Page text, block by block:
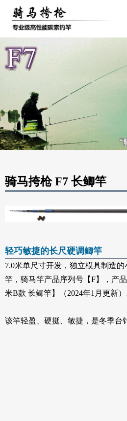
骑马挎枪 F7 长鲫竿
轻巧敏捷的长尺硬调鲫竿
7.0米单尺寸开发，独立模具制造
竿，骑马竿产品序列号【F】，产
米B款 长鲫竿】（2024年1月更新）
该竿轻盈、硬挺、敏捷，是冬季台